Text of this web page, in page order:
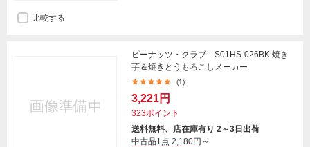
比較する
ピーナッツ・クラブ S01HS-026BK 焼き
芋＆焼きとうもろこしメーカー
(1)
3,221円
323ポイント
送料無料、店在庫有り 2～3日出荷
中古品1点 2,180円～